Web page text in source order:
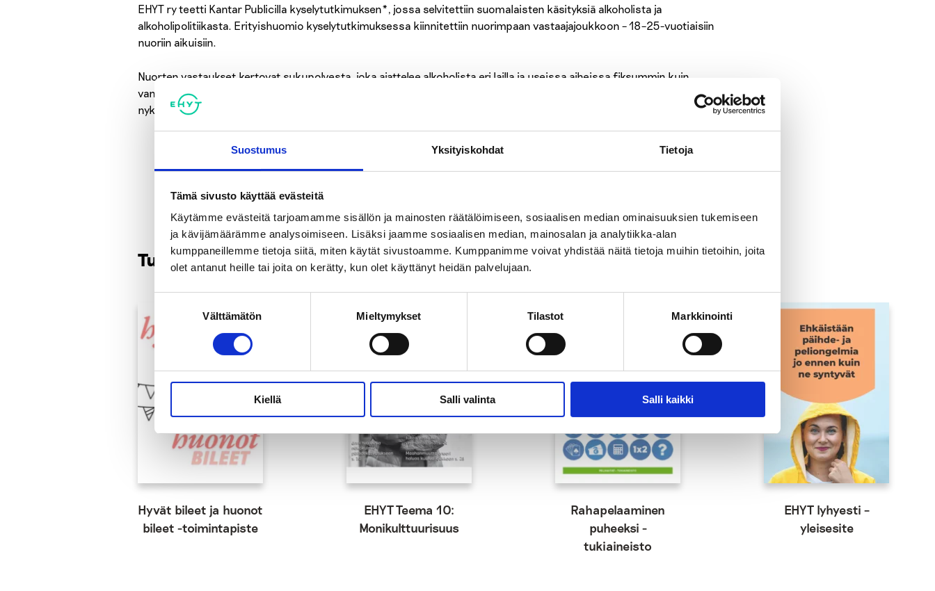
Suostumus Yksityiskohdat Tietoja
Tämä sivusto käyttää evästeitä
Käytämme evästeitä tarjoamamme sisällön ja mainosten räätälöimiseen, sosiaalisen median ominaisuuksien tukemiseen
ja kävijämäärämme analysoimiseen. Lisäksi jaamme sosiaalisen median, mainosalan ja analytiikka-alan
kumppaneillemme tietoja siitä, miten käytät sivustoamme. Kumppanimme voivat yhdistää näitä tietoja muihin tietoihin, joita
olet antanut heille tai joita on kerätty, kun olet käyttänyt heidän palvelujaan.
Välttämätön Mieltymykset Tilastot Markkinointi
Kiellä Salli valinta Salli kaikki
EHYT ry teetti Kantar Publicilla kyselytutkimuksen*, jossa selvitettiin suomalaisten käsityksiä alkoholista ja
alkoholipolitiikasta. Erityishuomio kyselytutkimuksessa kiinnitettiin nuorimpaan vastaajajoukkoon – 18–25-vuotiaisiin
nuoriin aikuisiin.
Nuorten vastaukset kertovat sukupolvesta, joka ajattelee alkoholista eri lailla ja useissa aiheissa fiksummin kuin
vanhemmat ikäluokat. Osa kyselyn tuloksista voi myös yllättää ainakin ne, jotka uskovat nuorten kaipaavan erityisesti
nykyistä vapaampaa alkoholipolitiikkaa
Tutustu myös
Hyvät bileet ja huonot
bileet -toimintapiste
EHYT Teema 10:
Monikulttuurisuus
Rahapelaaminen
puheeksi -
tukiaineisto
EHYT lyhyesti –
yleisesite